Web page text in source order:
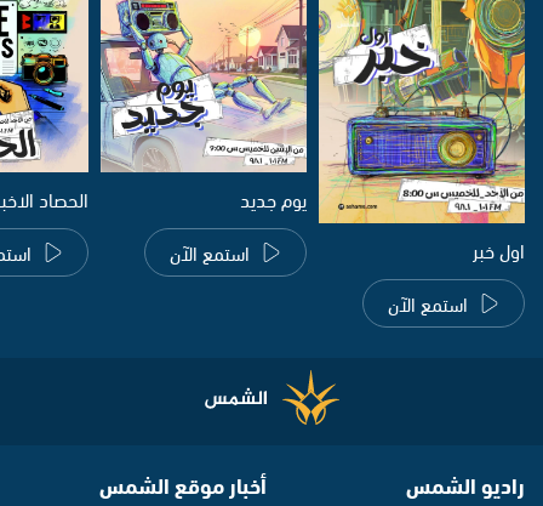
اول خبر
استمع الآن
يوم جديد
استمع الآن
الحصاد
راديو الشمس أخبار موقع الشمس